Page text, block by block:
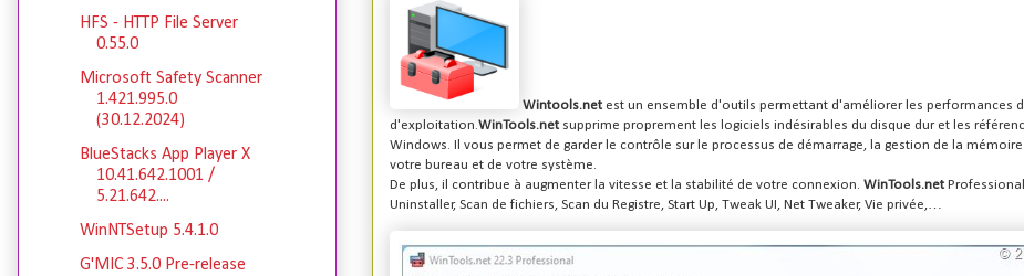
Wintools.net est un ensemble d'outils permettant d'améliorer les performances
d'exploitation.WinTools.net supprime proprement les logiciels indésirables du disque dur et les
Windows. Il vous permet de garder le contrôle sur le processus de démarrage, la gestion de la
votre bureau et de votre système.
De plus, il contribue à augmenter la vitesse et la stabilité de votre connexion. WinTools.net
Uninstaller, Scan de fichiers, Scan du Registre, Start Up, Tweak UI, Net Tweaker, Vie privée,…
HFS - HTTP File Server
0.55.0
Microsoft Safety Scanner
1.421.995.0
(30.12.2024)
BlueStacks App Player X
10.41.642.1001 /
5.21.642....
WinNTSetup 5.4.1.0
G'MIC 3.5.0 Pre-release